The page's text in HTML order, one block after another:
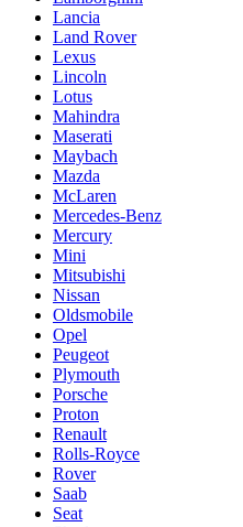
Lancia
Land Rover
Lexus
Lincoln
Lotus
Mahindra
Maserati
Maybach
Mazda
McLaren
Mercedes-Benz
Mercury
Mini
Mitsubishi
Nissan
Oldsmobile
Opel
Peugeot
Plymouth
Porsche
Proton
Renault
Rolls-Royce
Rover
Saab
Seat